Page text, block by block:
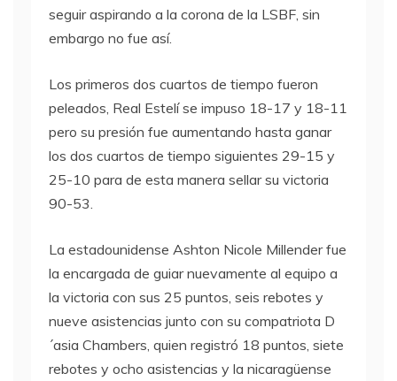
seguir aspirando a la corona de la LSBF, sin
embargo no fue así.
Los primeros dos cuartos de tiempo fueron
peleados, Real Estelí se impuso 18-17 y 18-11
pero su presión fue aumentando hasta ganar
los dos cuartos de tiempo siguientes 29-15 y
25-10 para de esta manera sellar su victoria
90-53.
La estadounidense Ashton Nicole Millender fue
la encargada de guiar nuevamente al equipo a
la victoria con sus 25 puntos, seis rebotes y
nueve asistencias junto con su compatriota D
´asia Chambers, quien registró 18 puntos, siete
rebotes y ocho asistencias y la nicaragüense